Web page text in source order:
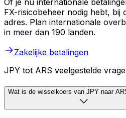
Of je nu internationale
FX-risicobeheer nodig hebt, bij
adres. Plan internationale
in meer dan 190 landen.
Zakelijke betalingen
JPY tot ARS veelgestelde
Wat is de wisselkoers van JPY naar